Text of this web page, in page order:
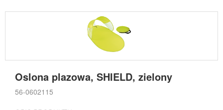
Oslona plazowa, SHIELD, zielony
56-0602115